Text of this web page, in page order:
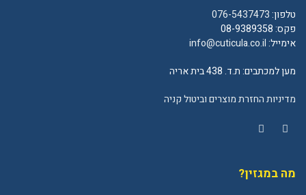
טלפון:076-5437473
פקס: 08-9389358
אימייל:info@cuticula.co.il
מען למכתבים: ת.ד. 438 בית אריה
מדיניות החזרת מוצרים וביטול קניה
מה במגזין?